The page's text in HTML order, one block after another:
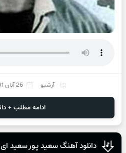
آرشیو 26 آبان 1401
ادامه مطلب +
دانلود آهنگ سعید پور سعید